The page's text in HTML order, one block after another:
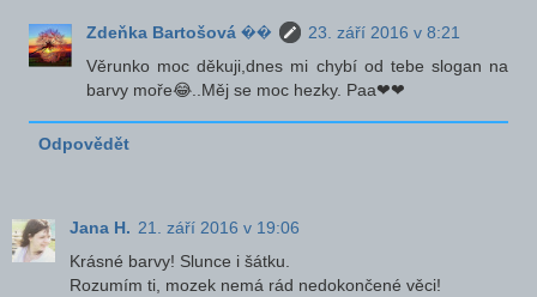
Zdeňka Bartošová ��
23. září 2016 v 8:21
Věrunko moc děkuji,dnes mi chybí od tebe slogan na
barvy moře😂..Měj se moc hezky. Paa❤❤
Odpovědět
Jana H. 21. září 2016 v 19:06
Krásné barvy! Slunce i šátku.
Rozumím ti, mozek nemá rád nedokončené věci!